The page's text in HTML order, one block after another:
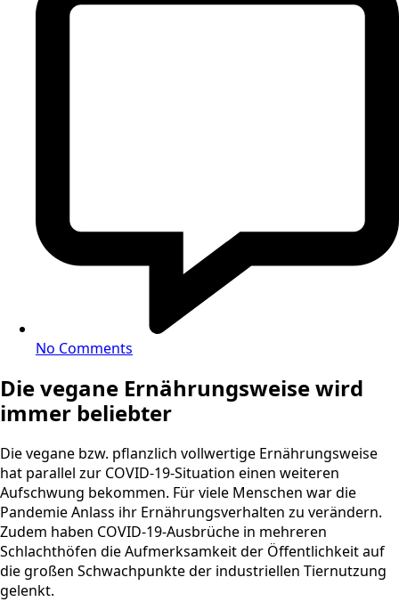
No Comments
Die vegane Ernährungsweise wird
immer beliebter
Die vegane bzw. pflanzlich vollwertige Ernährungsweise
hat parallel zur COVID-19-Situation einen weiteren
Aufschwung bekommen. Für viele Menschen war die
Pandemie Anlass ihr Ernährungsverhalten zu verändern.
Zudem haben COVID-19-Ausbrüche in mehreren
Schlachthöfen die Aufmerksamkeit der Öffentlichkeit auf
die großen Schwachpunkte der industriellen Tiernutzung
gelenkt.